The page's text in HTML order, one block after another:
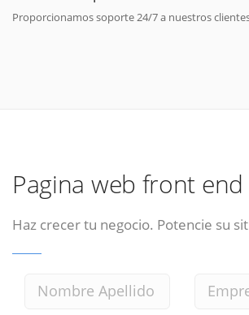
Proporcionamos soporte 24/7 a nuestros
Pagina web front end
Haz crecer tu negocio. Potencie su